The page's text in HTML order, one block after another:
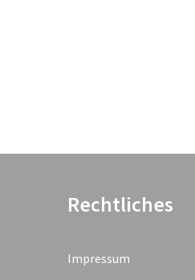
Rechtliches
Impressum